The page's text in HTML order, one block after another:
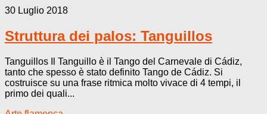
30 Luglio 2018
Struttura dei palos: Tanguillos
Tanguillos Il Tanguillo è il Tango del Carnevale di Cádiz,
tanto che spesso è stato definito Tango de Cádiz. Si
costruisce su una frase ritmica molto vivace di 4 tempi, il
primo dei quali...